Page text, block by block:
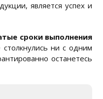
является успех и
сроки выполнения
ни с одним
останетесь